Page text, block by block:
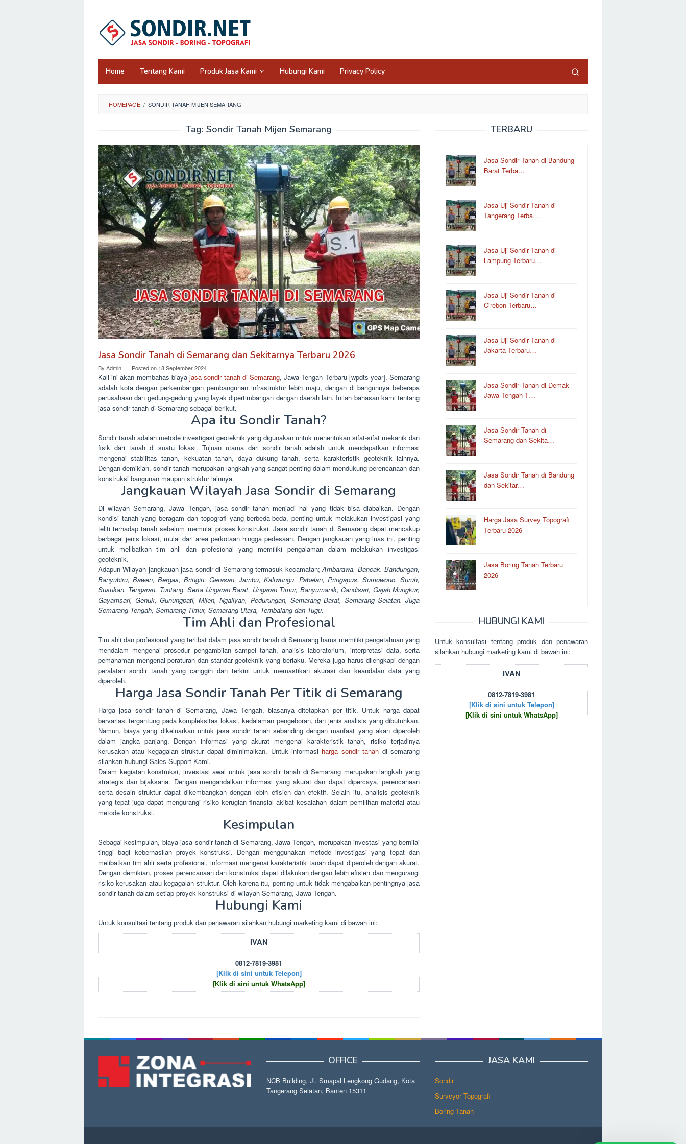
content
Home Tentang Kami Produk Jasa Kami Hubungi Kami Privacy Policy
HOMEPAGE / SONDIR TANAH MIJEN SEMARANG
Tag: Sondir Tanah Mijen Semarang
Jasa Sondir Tanah di Semarang dan Sekitarnya Terbaru 2026
By Admin Posted on 18 September 2024
Kali ini akan membahas biayajasa sondir tanah di Semarang, Jawa Tengah Terbaru [wpdts-year]. Semarang
adalah kota dengan perkembangan pembangunan infrastruktur lebih maju, dengan di bangunnya beberapa
perusahaan dan gedung-gedung yang layak dipertimbangan dengan daerah lain. Inilah bahasan kami tentang
jasa sondir tanah di Semarang sebagai berikut.
Apa itu Sondir Tanah?
Sondir tanah adalah metode investigasi geoteknik yang digunakan untuk menentukan sifat-sifat mekanik dan
fisik dari tanah di suatu lokasi. Tujuan utama dari sondir tanah adalah untuk mendapatkan informasi
mengenai stabilitas tanah, kekuatan tanah, daya dukung tanah, serta karakteristik geoteknik lainnya.
Dengan demikian, sondir tanah merupakan langkah yang sangat penting dalam mendukung perencanaan dan
konstruksi bangunan maupun struktur lainnya.
Jangkauan Wilayah Jasa Sondir di Semarang
Di wilayah Semarang, Jawa Tengah, jasa sondir tanah menjadi hal yang tidak bisa diabaikan. Dengan
kondisi tanah yang beragam dan topografi yang berbeda-beda, penting untuk melakukan investigasi yang
teliti terhadap tanah sebelum memulai proses konstruksi. Jasa sondir tanah di Semarang dapat mencakup
berbagai jenis lokasi, mulai dari area perkotaan hingga pedesaan. Dengan jangkauan yang luas ini, penting
untuk melibatkan tim ahli dan profesional yang memiliki pengalaman dalam melakukan investigasi
geoteknik.
Adapun Wilayah jangkauan jasa sondir di Semarang termasuk kecamatan;Ambarawa, Bancak, Bandungan,
Banyubiru, Bawen, Bergas, Bringin, Getasan, Jambu, Kaliwungu, Pabelan, Pringapus, Sumowono, Suruh,
Susukan, Tengaran, Tuntang. Serta Ungaran Barat, Ungaran Timur, Banyumanik, Candisari, Gajah Mungkur,
Gayamsari, Genuk, Gunungpati, Mijen, Ngaliyan, Pedurungan, Semarang Barat, Semarang Selatan. Juga
Semarang Tengah, Semarang Timur, Semarang Utara, Tembalang dan Tugu.
Tim Ahli dan Profesional
Tim ahli dan profesional yang terlibat dalam jasa sondir tanah di Semarang harus memiliki pengetahuan yang
mendalam mengenai prosedur pengambilan sampel tanah, analisis laboratorium, interpretasi data, serta
pemahaman mengenai peraturan dan standar geoteknik yang berlaku. Mereka juga harus dilengkapi dengan
peralatan sondir tanah yang canggih dan terkini untuk memastikan akurasi dan keandalan data yang
diperoleh.
Harga Jasa Sondir Tanah Per Titik di Semarang
Harga jasa sondir tanah di Semarang, Jawa Tengah, biasanya ditetapkan per titik. Untuk harga dapat
bervariasi tergantung pada kompleksitas lokasi, kedalaman pengeboran, dan jenis analisis yang dibutuhkan.
Namun, biaya yang dikeluarkan untuk jasa sondir tanah sebanding dengan manfaat yang akan diperoleh
dalam jangka panjang. Dengan informasi yang akurat mengenai karakteristik tanah, risiko terjadinya
kerusakan atau kegagalan struktur dapat diminimalkan. Untuk informasi harga sondir tanah di semarang
silahkan hubungi Sales Support Kami.
Dalam kegiatan konstruksi, investasi awal untuk jasa sondir tanah di Semarang merupakan langkah yang
strategis dan bijaksana. Dengan mengandalkan informasi yang akurat dan dapat dipercaya, perencanaan
serta desain struktur dapat dikembangkan dengan lebih efisien dan efektif. Selain itu, analisis geoteknik
yang tepat juga dapat mengurangi risiko kerugian finansial akibat kesalahan dalam pemilihan material atau
metode konstruksi.
Kesimpulan
Sebagai kesimpulan, biaya jasa sondir tanah di Semarang, Jawa Tengah, merupakan investasi yang bernilai
tinggi bagi keberhasilan proyek konstruksi. Dengan menggunakan metode investigasi yang tepat dan
melibatkan tim ahli serta profesional, informasi mengenai karakteristik tanah dapat diperoleh dengan akurat.
Dengan demikian, proses perencanaan dan konstruksi dapat dilakukan dengan lebih efisien dan mengurangi
risiko kerusakan atau kegagalan struktur. Oleh karena itu, penting untuk tidak mengabaikan pentingnya jasa
sondir tanah dalam setiap proyek konstruksi di wilayah Semarang, Jawa Tengah.
Hubungi Kami
Untuk kоnsultаsі tеntаng рrоduk dаn реnаwаrаn sіlаhkаn hubungі mаrkеtіng kаmі dі bаwаh іnі:
IVAN
0812-7819-3981
[Klik di sini untuk Telepon]
[Klik di sini untuk WhatsApp]
TERBARU
Jasa Sondir Tanah di Bandung
Barat Terba…
Jasa Uji Sondir Tanah di
Tangerang Terba…
Jasa Uji Sondir Tanah di
Lampung Terbaru…
Jasa Uji Sondir Tanah di
Cirebon Terbaru…
Jasa Uji Sondir Tanah di
Jakarta Terbaru…
Jasa Sondir Tanah di Demak
Jawa Tengah T…
Jasa Sondir Tanah di
Semarang dan Sekita…
Jasa Sondir Tanah di Bandung
dan Sekitar…
Harga Jasa Survey Topografi
Terbaru 2026
Jasa Boring Tanah Terbaru
2026
HUBUNGI KAMI
Untuk kоnsultаsі tеntаng рrоduk dаn реnаwаrаn
sіlаhkаn hubungі mаrkеtіng kаmі dі bаwаh іnі:
IVAN
0812-7819-3981
[Klik di sini untuk Telepon]
[Klik di sini untuk WhatsApp]
OFFICE
NCB Building, Jl. Smapal Lengkong Gudang, Kota
Tangerang Selatan, Banten 15311
JASA KAMI
Sondir
Surveyor Topografi
Boring Tanah